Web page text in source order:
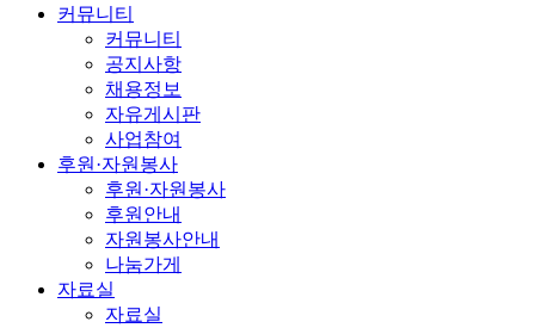
커뮤니티
커뮤니티
공지사항
채용정보
자유게시판
사업참여
후원·자원봉사
후원·자원봉사
후원안내
자원봉사안내
나눔가게
자료실
자료실